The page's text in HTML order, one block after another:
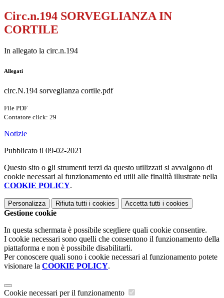
Circ.n.194 SORVEGLIANZA IN
CORTILE
In allegato la circ.n.194
Allegati
circ.N.194 sorveglianza cortile.pdf
File PDF
Contatore click: 29
Notizie
Pubblicato il 09-02-2021
Questo sito o gli strumenti terzi da questo utilizzati si avvalgono di
cookie necessari al funzionamento ed utili alle finalità illustrate nella
COOKIE POLICY.
Personalizza Rifiuta tutti i cookies Accetta tutti i cookies
Gestione cookie
In questa schermata è possibile scegliere quali cookie consentire.
I cookie necessari sono quelli che consentono il funzionamento della
piattaforma e non è possibile disabilitarli.
Per conoscere quali sono i cookie necessari al funzionamento potete
visionare la COOKIE POLICY.
Cookie necessari per il funzionamento